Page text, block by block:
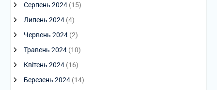
Серпень 2024(15)
Липень 2024(4)
Червень 2024(2)
Травень 2024(10)
Квітень 2024(16)
Березень 2024(14)